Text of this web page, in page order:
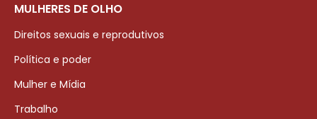
MULHERES DE OLHO
Direitos sexuais e reprodutivos
Política e poder
Mulher e Mídia
Trabalho